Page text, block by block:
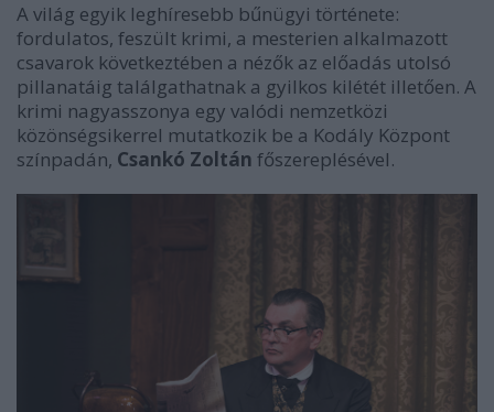
A világ egyik leghíresebb bűnügyi története:
fordulatos, feszült krimi, a mesterien alkalmazott
csavarok következtében a nézők az előadás utolsó
pillanatáig találgathatnak a gyilkos kilétét illetően. A
krimi nagyasszonya egy valódi nemzetközi
közönségsikerrel mutatkozik be a Kodály Központ
színpadán, Csankó Zoltán főszereplésével.